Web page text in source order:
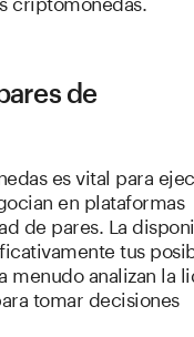
de
es vital para
en plataformas
de pares. La
tus
menudo analizan la
tomar decisiones